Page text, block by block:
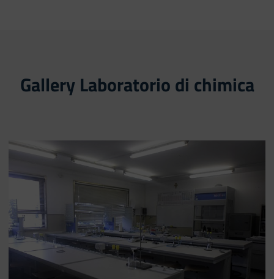
Gallery Laboratorio di chimica